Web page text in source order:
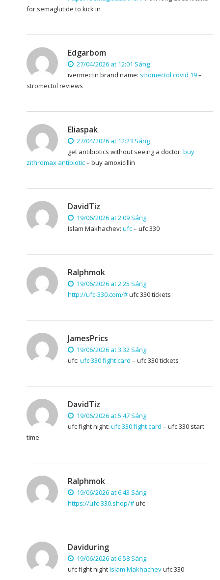
for semaglutide to kick in
Edgarbom
27/04/2026 at 12:01 Sáng
ivermectin brand name: stromectol covid 19–
stromectol reviews
Eliaspak
27/04/2026 at 12:23 Sáng
get antibiotics without seeing a doctor: buy
zithromax antibiotic– buy amoxicillin
DavidTiz
19/06/2026 at 2:09 Sáng
Islam Makhachev: ufc– ufc 330
Ralphmok
19/06/2026 at 2:25 Sáng
http://ufc-330.com/#ufc 330 tickets
JamesPrics
19/06/2026 at 3:32 Sáng
ufc: ufc 330 fight card – ufc 330 tickets
DavidTiz
19/06/2026 at 5:47 Sáng
ufc fight night: ufc 330 fight card – ufc 330 start
time
Ralphmok
19/06/2026 at 6:43 Sáng
https://ufc-330.shop/#ufc
Daviduring
19/06/2026 at 6:58 Sáng
ufc fight nightIslam Makhachevufc 330